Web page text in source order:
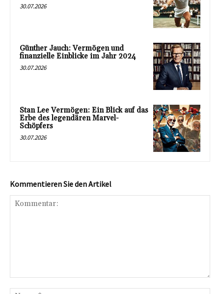
30.07.2026
Günther Jauch: Vermögen und
finanzielle Einblicke im Jahr 2024
30.07.2026
Stan Lee Vermögen: Ein Blick auf das
Erbe des legendären Marvel-
Schöpfers
30.07.2026
Kommentieren Sie den Artikel